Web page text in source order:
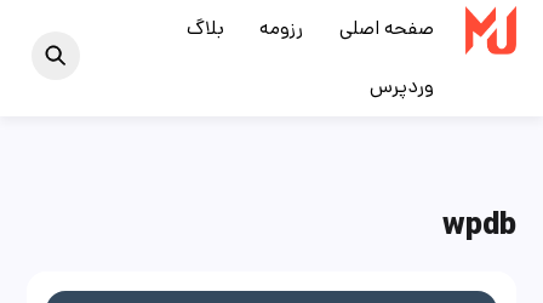
Skip
صفحه اصلی رزومه بلاگ
وردپرس
wpdb